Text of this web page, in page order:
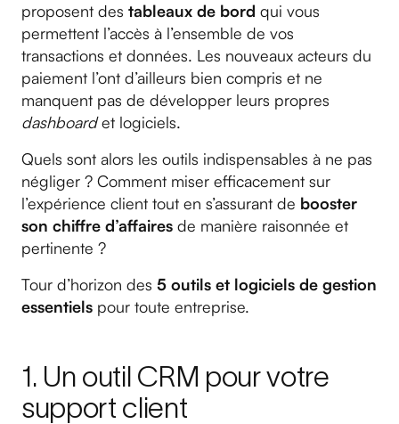
proposent des tableaux de bord qui vous
permettent l’accès à l’ensemble de vos
transactions et données. Les nouveaux acteurs du
paiement l’ont d’ailleurs bien compris et ne
manquent pas de développer leurs propres
dashboardet logiciels.
Quels sont alors les outils indispensables à ne pas
négliger ? Comment miser efficacement sur
l’expérience client tout en s’assurant de booster
son chiffre d’affaires de manière raisonnée et
pertinente ?
Tour d’horizon des 5 outils et logiciels de gestion
essentiels pour toute entreprise.
1. Un outil CRM pour votre
support client